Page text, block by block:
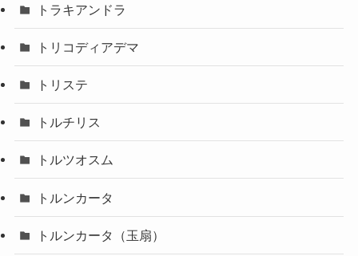
トラキアンドラ
トリコディアデマ
トリステ
トルチリス
トルツオスム
トルンカータ
トルンカータ（玉扇）